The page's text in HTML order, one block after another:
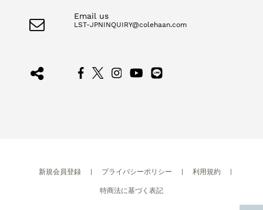
Email us
LST-JPNINQUIRY@colehaan.com
新規会員登録 | プライバシーポリシー | 利用規約 |
特商法に基づく表記